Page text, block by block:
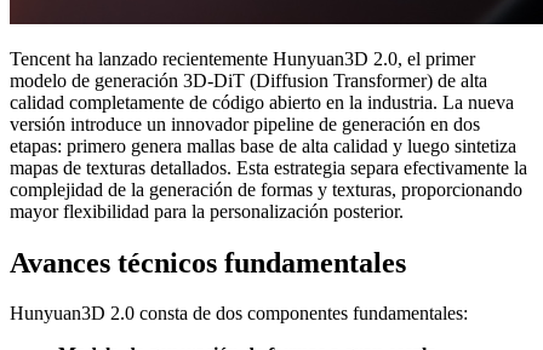
Tencent ha lanzado recientemente Hunyuan3D 2.0, el primer
modelo de generación 3D-DiT (Diffusion Transformer) de alta
calidad completamente de código abierto en la industria. La nueva
versión introduce un innovador pipeline de generación en dos
etapas: primero genera mallas base de alta calidad y luego sintetiza
mapas de texturas detallados. Esta estrategia separa efectivamente la
complejidad de la generación de formas y texturas, proporcionando
mayor flexibilidad para la personalización posterior.
Avances técnicos fundamentales
Hunyuan3D 2.0 consta de dos componentes fundamentales: